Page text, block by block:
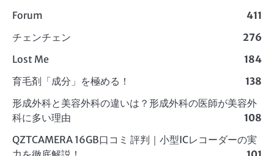
Forum
411
チェンチェン
276
Lost Me
184
育毛剤「成分」を極める！
138
形成外科と美容外科の違いは？形成外科の医師が美容外
科に多い理由
108
QZTCAMERA 16GB口コミ 評判｜小型ICレコーダーの実